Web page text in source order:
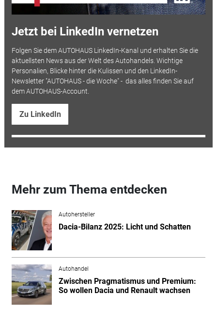
Jetzt bei LinkedIn vernetzen
Folgen Sie dem AUTOHAUS LinkedIn-Kanal und erhalten Sie die
aktuellsten News aus der Welt des Autohandels. Wichtige
Personalien, Blicke hinter die Kulissen und den LinkedIn-
Newsletter "AUTOHAUS - die Woche" - das alles finden Sie auf
dem AUTOHAUS-Account.
Zu LinkedIn
Mehr zum Thema entdecken
Autohersteller
Dacia-Bilanz 2025: Licht und Schatten
Autohandel
Zwischen Pragmatismus und Premium:
So wollen Dacia und Renault wachsen